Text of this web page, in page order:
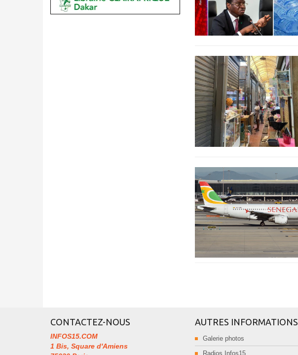
CONTACTEZ-NOUS
INFOS15.COM
1 Bis, Square d'Amiens
AUTRES INFORMATIONS
Galerie photos
Radios Infos15